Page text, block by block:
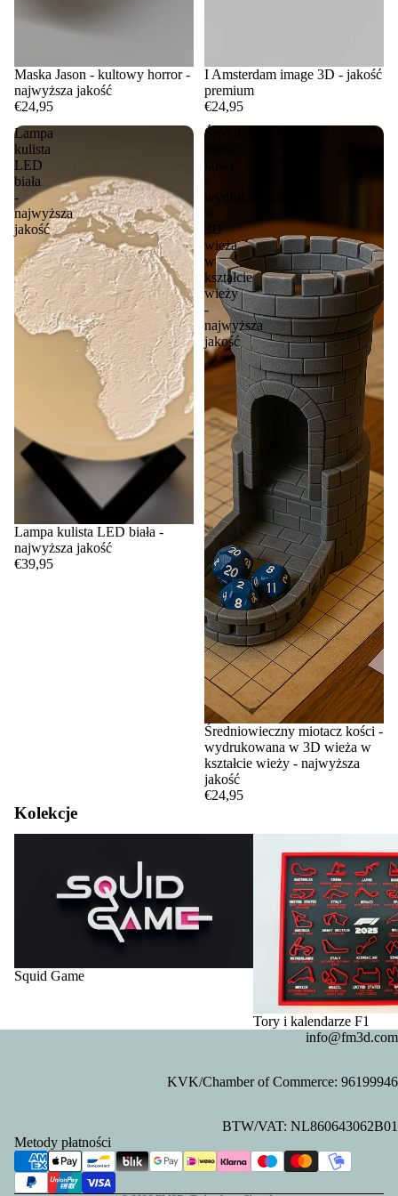
Maska Jason - kultowy horror -
najwyższa jakość
€24,95
I Amsterdam image 3D - jakość
premium
€24,95
Lampa
kulista
LED
biała
-
najwyższa
jakość
Lampa kulista LED biała -
najwyższa jakość
€39,95
Średniowieczny
wydrukowana
3D
wieża
w
kształcie
wieży
-
najwyższa
jakość
Średniowieczny miotacz kości -
wydrukowana w 3D wieża w
kształcie wieży - najwyższa
jakość
€24,95
Kolekcje
Squid Game
Tory i kalendarze F1
info@fm3d.com
KVK/Chamber of Commerce: 96199946
BTW/VAT: NL860643062B01
Metody płatności
Dane kontaktowe
Warunki świadczenia usług